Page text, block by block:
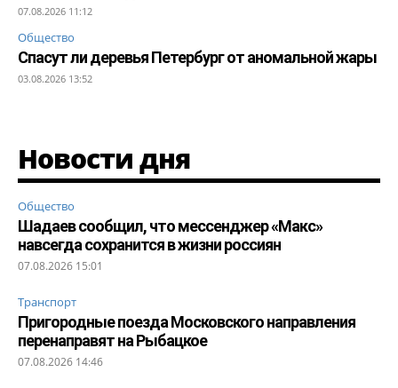
07.08.2026 11:12
Общество
Спасут ли деревья Петербург от аномальной жары
03.08.2026 13:52
Новости дня
Общество
Шадаев сообщил, что мессенджер «Макс»
навсегда сохранится в жизни россиян
07.08.2026 15:01
Транспорт
Пригородные поезда Московского направления
перенаправят на Рыбацкое
07.08.2026 14:46